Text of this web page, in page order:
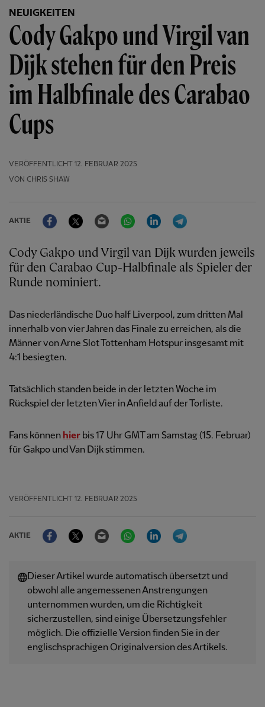
NEUIGKEITEN
Cody Gakpo und Virgil van
Dijk stehen für den Preis
im Halbfinale des Carabao
Cups
VERÖFFENTLICHT
12. FEBRUAR 2025
VON CHRIS SHAW
AKTIE
FacebookTwitter Email WhatsAppLinkedIn
Cody Gakpo und Virgil van Dijk wurden jeweils
für den Carabao Cup-Halbfinale als Spieler der
Runde nominiert.
Das niederländische Duo half Liverpool, zum dritten Mal
innerhalb von vier Jahren das Finale zu erreichen, als die
Männer von Arne Slot Tottenham Hotspur insgesamt mit
4:1 besiegten.
Tatsächlich standen beide in der letzten Woche im
Rückspiel der letzten Vier in Anfield auf der Torliste.
Fans können hier bis 17 Uhr GMT am Samstag (15. Februar)
für Gakpo und Van Dijk stimmen.
VERÖFFENTLICHT 12. FEBRUAR 2025
AKTIE
FacebookTwitter Email WhatsAppLinkedIn
Dieser Artikel wurde automatisch übersetzt und
obwohl alle angemessenen Anstrengungen
unternommen wurden, um die Richtigkeit
sicherzustellen, sind einige Übersetzungsfehler
möglich. Die offizielle Version finden Sie in der
englischsprachigen Originalversion des Artikels.